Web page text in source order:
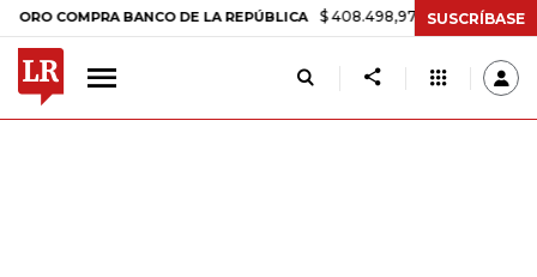
COMPRA BANCO DE LA REPÚBLICA $ 408.498,97 +$ 8.753,81 +2,19%
SUSCRÍBASE